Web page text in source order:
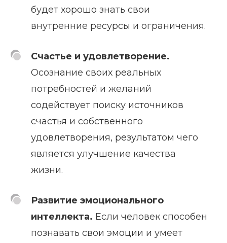
будет хорошо знать свои
внутренние ресурсы и ограничения.
Счастье и удовлетворение.
Осознание своих реальных
потребностей и желаний
содействует поиску источников
счастья и собственного
удовлетворения, результатом чего
является улучшение качества
жизни.
Развитие эмоционального
интеллекта. Если человек способен
познавать свои эмоции и умеет